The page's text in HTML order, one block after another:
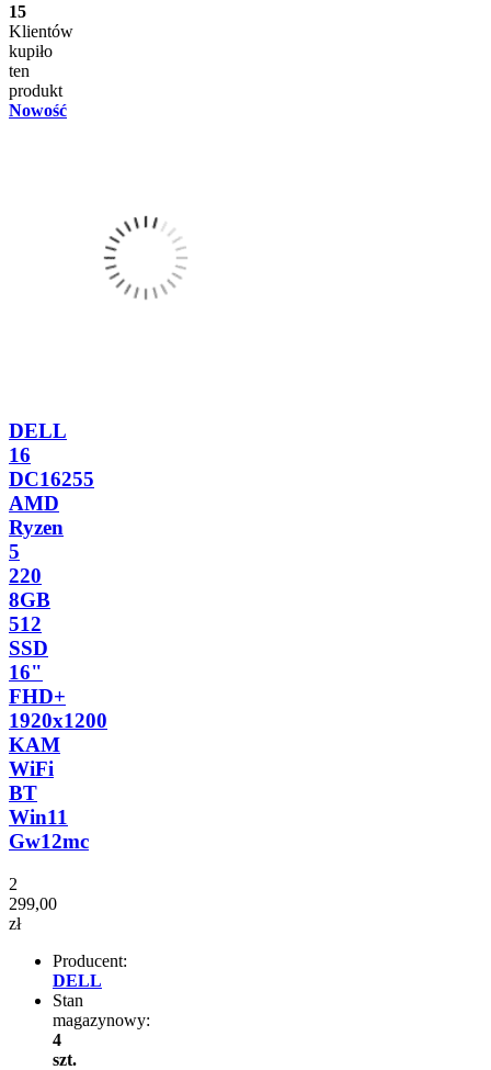
15
Klientów
kupiło
ten
produkt
Nowość
DELL
16
DC16255
AMD
Ryzen
5
220
8GB
512
SSD
16"
FHD+
1920x1200
KAM
WiFi
BT
Win11
Gw12mc
2
299,00
zł
Producent:
DELL
Stan
magazynowy:
4
szt.